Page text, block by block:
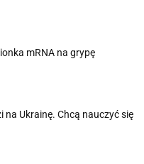
mRNA na grypę
na Ukrainę. Chcą nauczyć się